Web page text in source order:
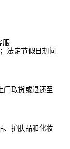
服
法定节假日期间
门取货或退还至
、护肤品和化妆